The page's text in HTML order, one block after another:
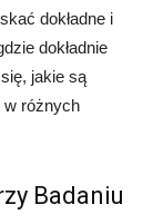
dokładne i
dokładnie
jakie są
w różnych
Badaniu